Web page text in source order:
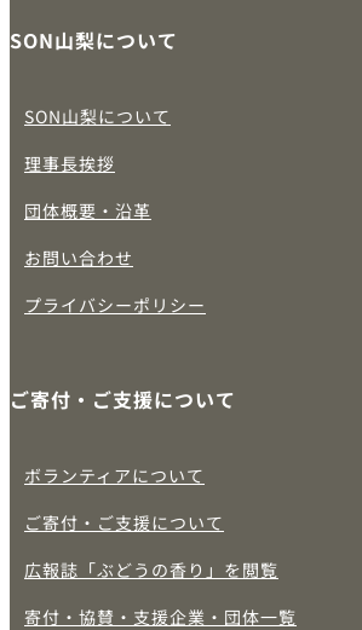
SON山梨について
SON山梨について
理事長挨拶
団体概要・沿革
お問い合わせ
プライバシーポリシー
ご寄付・ご支援について
ボランティアについて
ご寄付・ご支援について
広報誌「ぶどうの香り」を閲覧
寄付・協賛・支援企業・団体一覧